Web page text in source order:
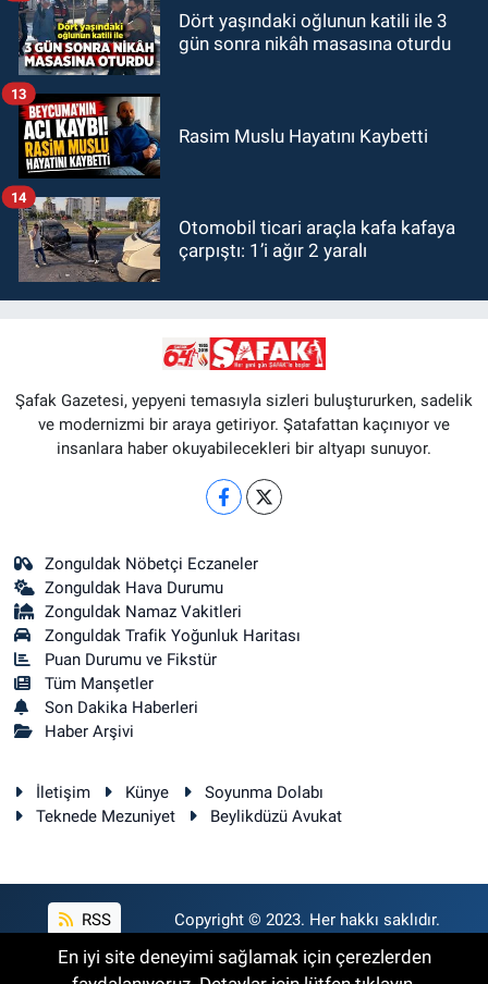
Dört yaşındaki oğlunun katili ile 3
gün sonra nikâh masasına oturdu
Rasim Muslu Hayatını Kaybetti
13
Otomobil ticari araçla kafa kafaya
çarpıştı: 1’i ağır 2 yaralı
14
Şafak Gazetesi, yepyeni temasıyla sizleri buluştururken, sadelik
ve modernizmi bir araya getiriyor. Şatafattan kaçınıyor ve
insanlara haber okuyabilecekleri bir altyapı sunuyor.
Zonguldak Nöbetçi Eczaneler
Zonguldak Hava Durumu
Zonguldak Namaz Vakitleri
Zonguldak Trafik Yoğunluk Haritası
Puan Durumu ve Fikstür
Tüm Manşetler
Son Dakika Haberleri
Haber Arşivi
İletişim Künye
Soyunma Dolabı
Teknede Mezuniyet
Beylikdüzü Avukat
RSS Copyright © 2023. Her hakkı saklıdır.
En iyi site deneyimi sağlamak için çerezlerden